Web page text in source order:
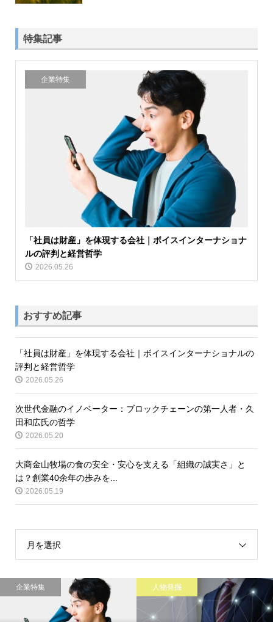
特集記事
企業特集
「社員は財産」を体現する会社｜ボイスインターナショナ
ルの評判と経営哲学
2026.05.26
おすすめ記事
「社員は財産」を体現する会社｜ボイスインターナショナルの
評判と経営哲学
2026.05.26
次世代金融のイノベーター：ブロックチェーンの第一人者・久
田和広氏の哲学
2026.05.20
大商金山牧場の食の安全・安心を支える「組織の誠実さ」と
は？創業40余年の歩みを...
2026.05.19
月を選択
企業特集 人物発掘